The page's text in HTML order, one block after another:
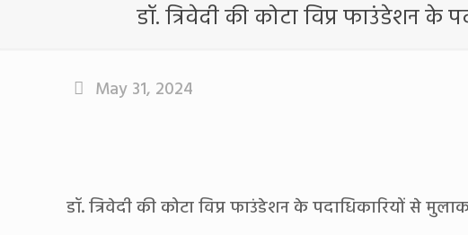
डॉ. त्रिवेदी की कोटा विप्र फाउंडेशन
May 31, 2024
डॉ. त्रिवेदी की कोटा विप्र फाउंडेशन के पदाधिकारियों से